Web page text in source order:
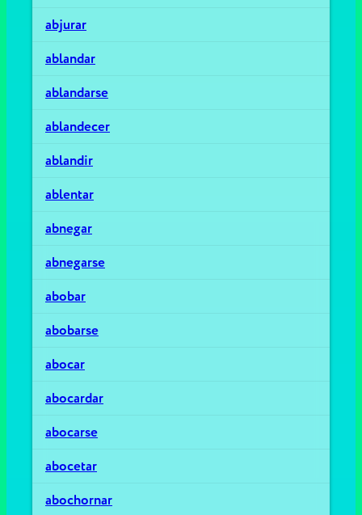
abjurar
ablandar
ablandarse
ablandecer
ablandir
ablentar
abnegar
abnegarse
abobar
abobarse
abocar
abocardar
abocarse
abocetar
abochornar